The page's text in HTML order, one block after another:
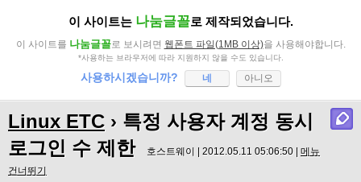
이 사이트는 나눔글꼴로 제작되었습니다.
이 사이트를 나눔글꼴로 보시려면 웹폰트 파일(1MB 이상)을 사용해야합니다.
*사용하는 브라우저에 따라 지원하지 않을 수도 있습니다.
사용하시겠습니까? 네 아니오
Linux ETC › 특정 사용자 계정 동시
로그인 수 제한
호스트웨이 | 2012.05.11 05:06:50 | 메뉴
건너뛰기